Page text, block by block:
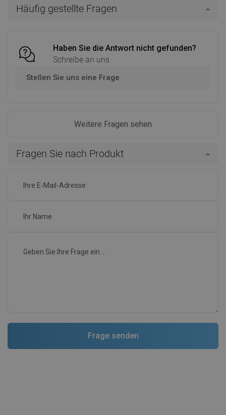
Häufig gestellte Fragen
Haben Sie die Antwort nicht gefunden?
Schreibe an uns
Stellen Sie uns eine Frage
Weitere Fragen sehen
Fragen Sie nach Produkt